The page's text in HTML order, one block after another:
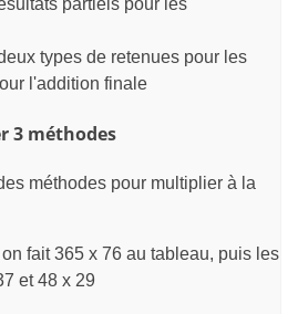
partiels pour les
types de retenues pour les
l'addition finale
3 méthodes
méthodes pour multiplier à la
fait 365 x 76 au tableau, puis les
et 48 x 29